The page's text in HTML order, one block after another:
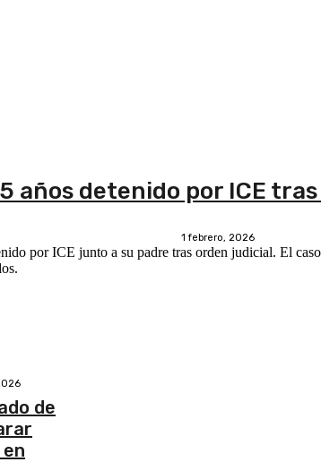
años detenido por ICE
1 febrero, 2026
por ICE junto a su padre tras orden judicial. El
de